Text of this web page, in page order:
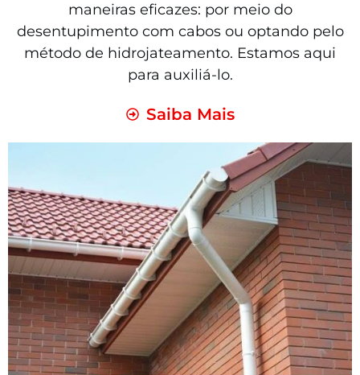
maneiras eficazes: por meio do
desentupimento com cabos ou optando pelo
método de hidrojateamento. Estamos aqui
para auxiliá-lo.
Saiba Mais